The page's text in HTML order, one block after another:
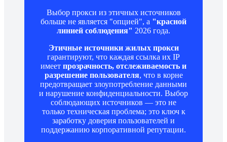
Выбор прокси из этичных источников
больше не является "опцией", а "красной
линией соблюдения" 2026 года.
Этичные источники жилых прокси
гарантируют, что каждая ссылка их IP
имеет прозрачность, отслеживаемость и
разрешение пользователя, что в корне
предотвращает злоупотребление данными
и нарушение конфиденциальности. Выбор
соблюдающих источников — это не
только техническая проблема; это ключ к
заработку доверия пользователей и
поддержанию корпоративной репутации.